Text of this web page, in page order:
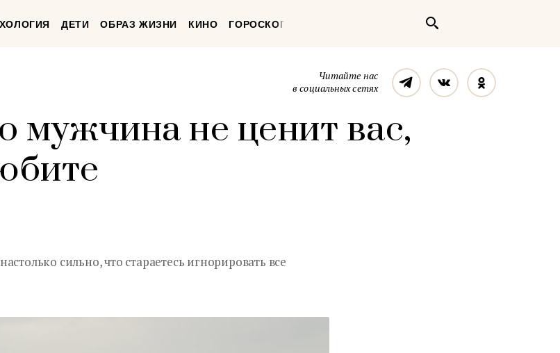
ДЕТИ ОБРАЗ ЖИЗНИ КИНО ГОРОСКОП
Читайте нас
в социальных сетях
ТелеграмВконтакте
мужчина не ценит вас,
сильно, что стараетесь игнорировать все